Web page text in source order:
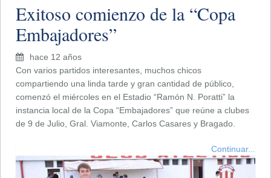
Exitoso comienzo de la “Copa
Embajadores”
hace 12 años
Con varios partidos interesantes, muchos chicos
compartiendo una linda tarde y gran cantidad de público,
comenzó el miércoles en el Estadio “Ramón N. Poratti” la
instancia local de la Copa “Embajadores” que reúne a clubes
de 9 de Julio, Gral. Viamonte, Carlos Casares y Bragado.
Continuar...